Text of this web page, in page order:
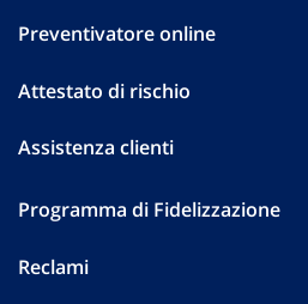
Preventivatore online
Attestato di rischio
Assistenza clienti
Programma di Fidelizzazione
Reclami